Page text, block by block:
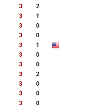
3
2
3
1
3
0
3
0
3
1
3
0
3
0
3
2
3
0
3
0
3
0